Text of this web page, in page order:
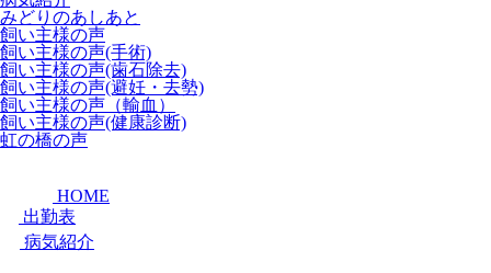
みどりのあしあと
飼い主様の声
飼い主様の声(手術)
飼い主様の声(歯石除去)
飼い主様の声(避妊・去勢)
飼い主様の声（輸血）
飼い主様の声(健康診断)
虹の橋の声
HOME
出勤表
病気紹介